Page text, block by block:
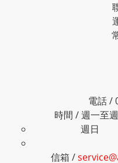
電話 /
時間 / 週一至
週日
信箱 /